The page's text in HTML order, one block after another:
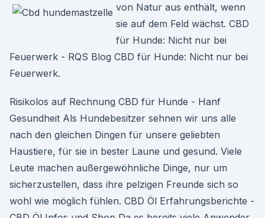
von Natur aus enthält, wenn
sie auf dem Feld wächst. CBD
für Hunde: Nicht nur bei
Feuerwerk - RQS Blog CBD für Hunde: Nicht nur bei
Feuerwerk.
Risikolos auf Rechnung CBD für Hunde - Hanf
Gesundheit Als Hundebesitzer sehnen wir uns alle
nach den gleichen Dingen für unsere geliebten
Haustiere, für sie in bester Laune und gesund. Viele
Leute machen außergewöhnliche Dinge, nur um
sicherzustellen, dass ihre pelzigen Freunde sich so
wohl wie möglich fühlen. CBD Öl Erfahrungsberichte -